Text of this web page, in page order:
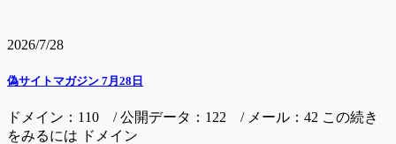
2026/7/28
偽サイトマガジン 7月28日
ドメイン：110 / 公開データ：122 / メール：42 この続き
をみるには ドメイン